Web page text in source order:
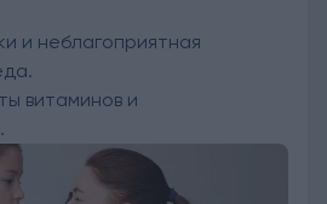
и неблагоприятная
витаминов и